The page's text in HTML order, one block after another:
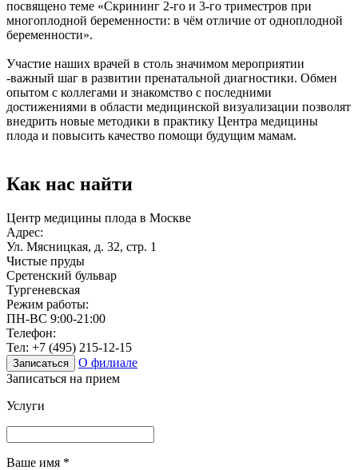
посвящено теме «Скрининг 2‑го и 3‑го триместров при
многоплодной беременности: в чём отличие от одноплодной
беременности».
Участие наших врачей в столь значимом мероприятии
-важный шаг в развитии пренатальной диагностики. Обмен
опытом с коллегами и знакомство с последними
достижениями в области медицинской визуализации позволят
внедрить новые методики в практику Центра медицины
плода и повысить качество помощи будущим мамам.
Как нас найти
Центр медицины плода в Москве
Адрес:
Ул. Мясницкая, д. 32, стр. 1
Чистые пруды
Сретенский бульвар
Тургеневская
Режим работы:
ПН-ВС 9:00-21:00
Телефон:
Тел: +7 (495) 215-12-15
Записаться
О филиале
Записаться на прием
Услуги
Ваше имя *